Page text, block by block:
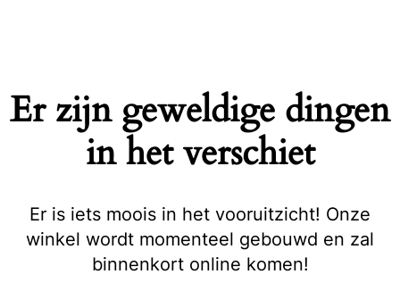
Er zijn geweldige dingen
in het verschiet
Er is iets moois in het vooruitzicht! Onze
winkel wordt momenteel gebouwd en zal
binnenkort online komen!